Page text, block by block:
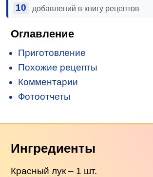
10 добавлений в книгу рецептов
Оглавление
Приготовление
Похожие рецепты
Комментарии
Фотоотчеты
Ингредиенты
Красный лук – 1 шт.